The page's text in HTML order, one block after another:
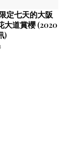
定七天的大阪
大道賞櫻 (2020
)